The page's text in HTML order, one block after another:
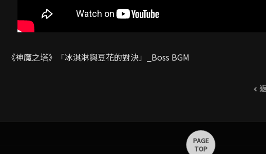
《神魔之塔》「冰淇淋與豆花的對決」_Boss BGM